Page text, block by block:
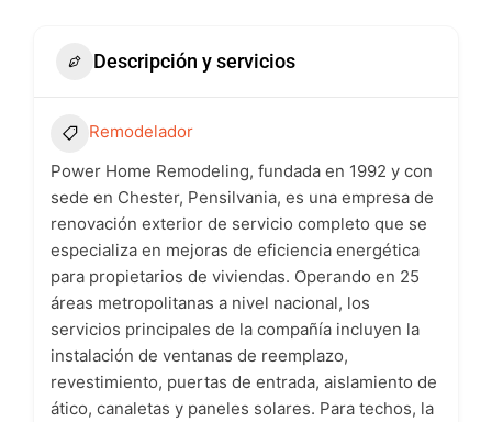
Descripción y servicios
Remodelador
Power Home Remodeling, fundada en 1992 y con
sede en Chester, Pensilvania, es una empresa de
renovación exterior de servicio completo que se
especializa en mejoras de eficiencia energética
para propietarios de viviendas. Operando en 25
áreas metropolitanas a nivel nacional, los
servicios principales de la compañía incluyen la
instalación de ventanas de reemplazo,
revestimiento, puertas de entrada, aislamiento de
ático, canaletas y paneles solares. Para techos, la